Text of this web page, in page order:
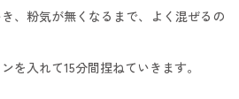
、粉気が無くなるまで、よく混ぜるの
を入れて15分間捏ねていきます。